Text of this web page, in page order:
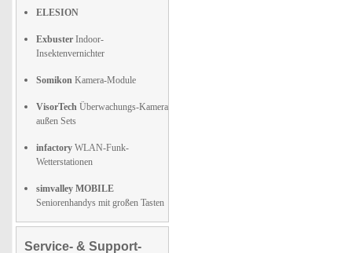
ELESION
Exbuster Indoor-
Insektenvernichter
Somikon Kamera-Module
VisorTech Überwachungs-Kamera
außen Sets
infactory WLAN-Funk-
Wetterstationen
simvalley MOBILE
Seniorenhandys mit großen Tasten
Service- & Support-